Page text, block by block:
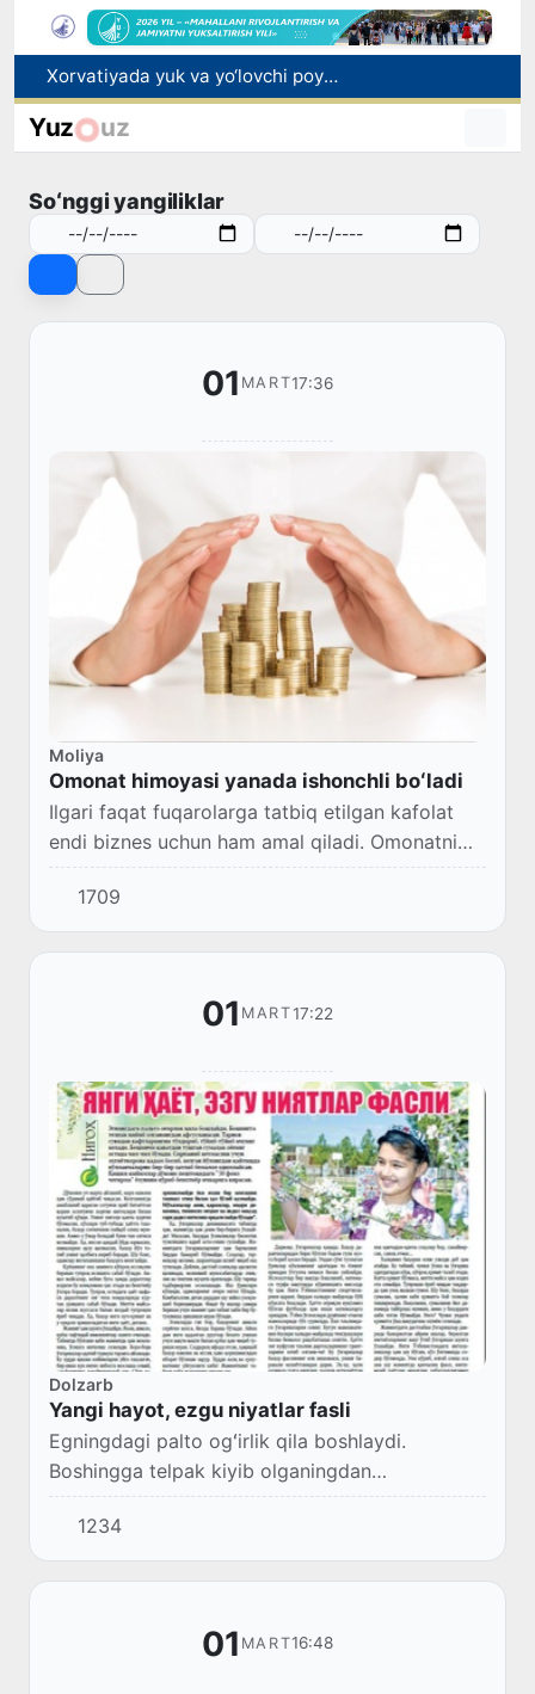
Bozor xizmatlarining 40 foizdan ortig‘i poytaxt hissasiga to‘g‘ri kelmoqda
“Men tanigan O‘zbekiston!”
Xorvatiyada yuk va yo‘lovchi poyezdlarining to‘qnashib ketishi oqibatida 24 kishi jabrlandi
Yuz uz
Soʻnggi yangiliklar
01 MART17:36
Moliya
Omonat himoyasi yanada ishonchli boʻladi
Ilgari faqat fuqarolarga tatbiq etilgan kafolat
endi biznes uchun ham amal qiladi. Omonatni
qaytarish muddati 83 kundan 7 kungacha
kamaytiriladi: 2026-yil 1-yanvardan 15 kun,
2027-...
1709
01 MART17:22
Dolzarb
Yangi hayot, ezgu niyatlar fasli
Egningdagi palto ogʻirlik qila boshlaydi.
Boshingga telpak kiyib olganingdan
afsuslanasan. Tarnov suvidan kaftlaringni
toʻldirib, toʻyib-toʻyib ichging keladi.
1234
01 MART16:48